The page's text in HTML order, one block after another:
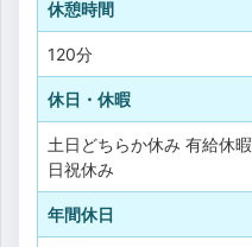
休憩時間
120分
休日・休暇
土日どちらか休み 有給休暇
日祝休み
年間休日